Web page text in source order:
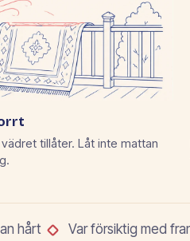
vädret tillåter. Låt inte mattan
hårt
Var försiktig med